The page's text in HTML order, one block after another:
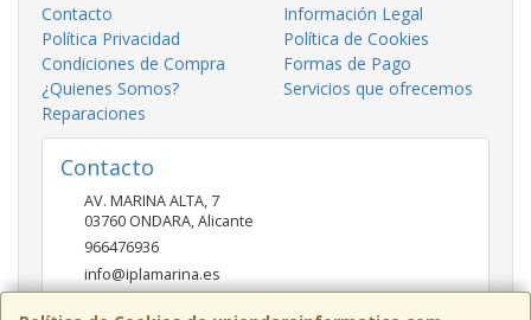
Contacto
Información Legal
Política Privacidad
Política de Cookies
Condiciones de Compra
Formas de Pago
¿Quienes Somos?
Servicios que ofrecemos
Reparaciones
Contacto
AV. MARINA ALTA, 7
03760 ONDARA,Alicante
966476936
info@iplamarina.es